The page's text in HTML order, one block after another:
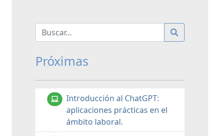
Próximas
Introducción al ChatGPT:
aplicaciones prácticas en el
ámbito laboral.